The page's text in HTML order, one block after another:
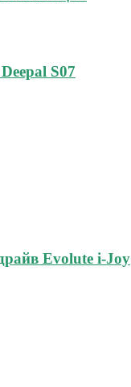
S07
Evolute i-Joy